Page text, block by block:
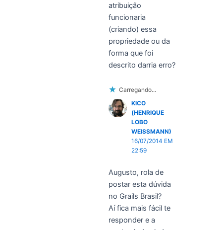
atribuição
funcionaria
(criando) essa
propriedade ou da
forma que foi
descrito darria erro?
Carregando...
KICO
(HENRIQUE
LOBO
WEISSMANN)
16/07/2014 EM
22:59
Augusto, rola de
postar esta dúvida
no Grails Brasil?
Aí fica mais fácil te
responder e a